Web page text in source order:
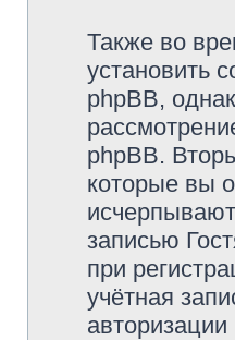
Также во
установить
phpBB,
phpBB.
которые вы
записью
при
учётная